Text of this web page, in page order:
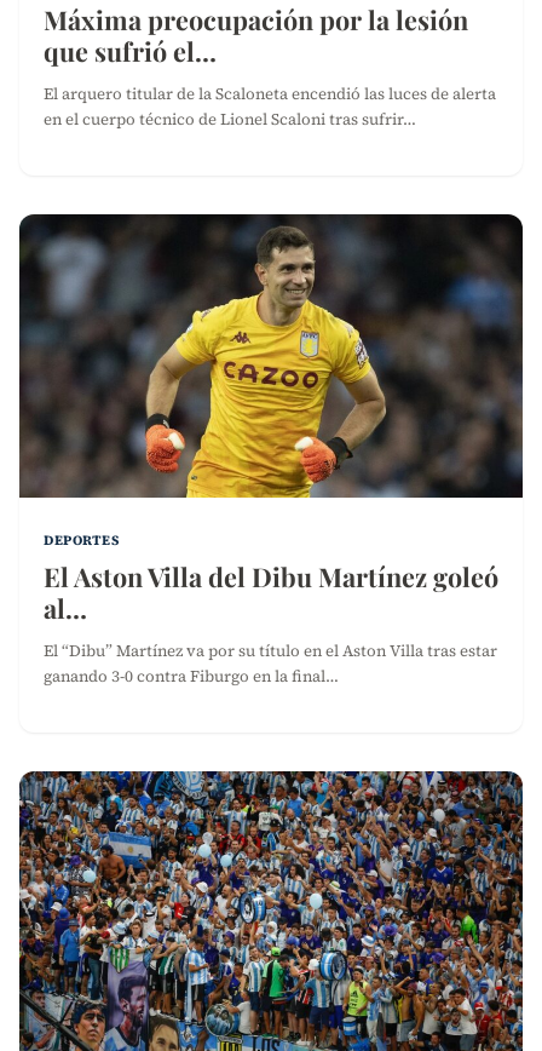
Máxima preocupación por la lesión
que sufrió el…
El arquero titular de la Scaloneta encendió las luces de alerta
en el cuerpo técnico de Lionel Scaloni tras sufrir…
DEPORTES
El Aston Villa del Dibu Martínez goleó
al…
El “Dibu” Martínez va por su título en el Aston Villa tras estar
ganando 3-0 contra Fiburgo en la final…